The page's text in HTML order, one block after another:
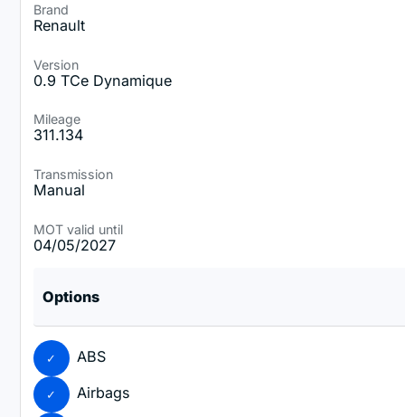
Brand
Renault
Version
0.9 TCe Dynamique
Mileage
311.134
Transmission
Manual
MOT valid until
04/05/2027
Options
ABS
Airbags